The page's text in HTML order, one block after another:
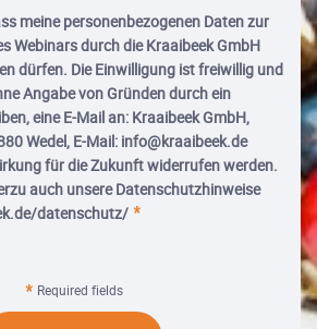
meine personenbezogenen Daten zur
Webinars durch die Kraaibeek GmbH
dürfen. Die Einwilligung ist freiwillig und
Angabe von Gründen durch ein
eine E-Mail an: Kraaibeek GmbH,
Wedel, E-Mail: info@kraaibeek.de
für die Zukunft widerrufen werden.
auch unsere Datenschutzhinweise
datenschutz/
Required fields